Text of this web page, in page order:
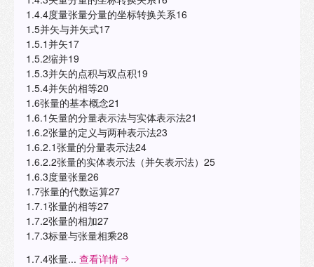
1.4.4度量张量分量的坐标转换关系16
1.5并矢与并矢式17
1.5.1并矢17
1.5.2缩并19
1.5.3并矢的点积与双点积19
1.5.4并矢的相等20
1.6张量的基本概念21
1.6.1矢量的分量表示法与实体表示法21
1.6.2张量的定义与两种表示法23
1.6.2.1张量的分量表示法24
1.6.2.2张量的实体表示法（并矢表示法）25
1.6.3度量张量26
1.7张量的代数运算27
1.7.1张量的相等27
1.7.2张量的相加27
1.7.3标量与张量相乘28
1.7.4张量... 查看详情